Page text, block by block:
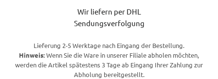
Wir liefern per DHL
Sendungsverfolgung
Lieferung 2-5 Werktage nach Eingang der Bestellung.
Hinweis:Wenn Sie die Ware in unserer Filiale abholen möchten,
werden die Artikel spätestens 3 Tage ab Eingang Ihrer Zahlung zur
Abholung bereitgestellt.